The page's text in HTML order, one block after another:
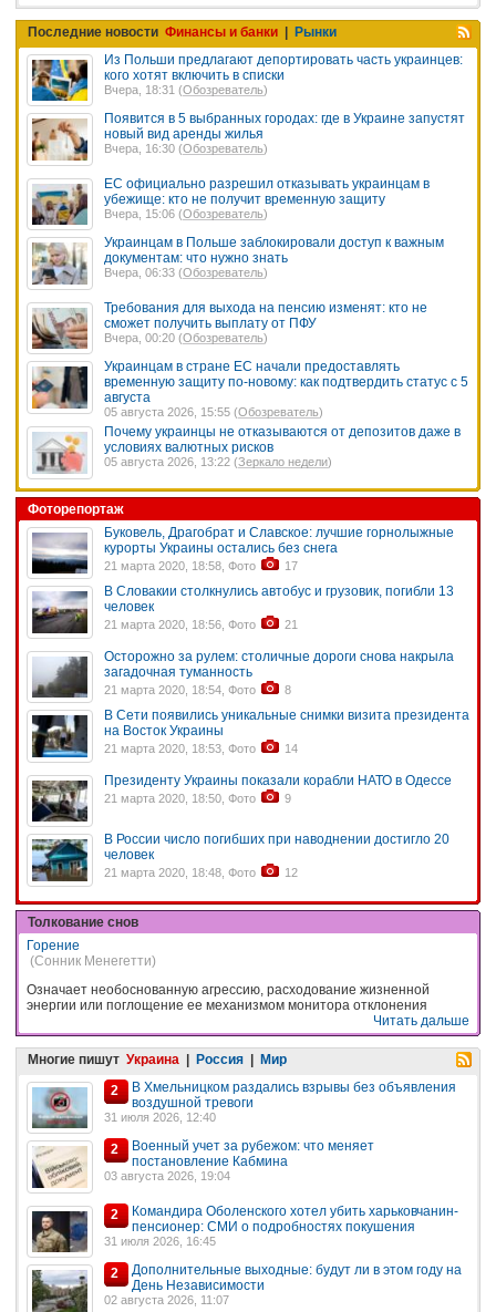
Последние новости Финансы и банки | Рынки
Из Польши предлагают депортировать часть украинцев:
кого хотят включить в списки
Вчера, 18:31 (Обозреватель)
Появится в 5 выбранных городах: где в Украине запустят
новый вид аренды жилья
Вчера, 16:30 (Обозреватель)
ЕС официально разрешил отказывать украинцам в
убежище: кто не получит временную защиту
Вчера, 15:06 (Обозреватель)
Украинцам в Польше заблокировали доступ к важным
документам: что нужно знать
Вчера, 06:33 (Обозреватель)
Требования для выхода на пенсию изменят: кто не
сможет получить выплату от ПФУ
Вчера, 00:20 (Обозреватель)
Украинцам в стране ЕС начали предоставлять
временную защиту по-новому: как подтвердить статус с 5
августа
05 августа 2026, 15:55 (Обозреватель)
Почему украинцы не отказываются от депозитов даже в
условиях валютных рисков
05 августа 2026, 13:22 (Зеркало недели)
Фоторепортаж
Буковель, Драгобрат и Славское: лучшие горнолыжные
курорты Украины остались без снега
21 марта 2020, 18:58, Фото 17
В Словакии столкнулись автобус и грузовик, погибли 13
человек
21 марта 2020, 18:56, Фото 21
Осторожно за рулем: столичные дороги снова накрыла
загадочная туманность
21 марта 2020, 18:54, Фото 8
В Сети появились уникальные снимки визита президента
на Восток Украины
21 марта 2020, 18:53, Фото 14
Президенту Украины показали корабли НАТО в Одессе
21 марта 2020, 18:50, Фото 9
В России число погибших при наводнении достигло 20
человек
21 марта 2020, 18:48, Фото 12
Толкование снов
Горение
(Сонник Менегетти)
Означает необоснованную агрессию, расходование жизненной
энергии или поглощение ее механизмом монитора отклонения
Читать дальше
Многие пишут Украина | Россия | Мир
2
В Хмельницком раздались взрывы без объявления
воздушной тревоги
31 июля 2026, 12:40
2
Военный учет за рубежом: что меняет
постановление Кабмина
03 августа 2026, 19:04
2
Командира Оболенского хотел убить харьковчанин-
пенсионер: СМИ о подробностях покушения
31 июля 2026, 16:45
2
Дополнительные выходные: будут ли в этом году на
День Независимости
02 августа 2026, 11:07